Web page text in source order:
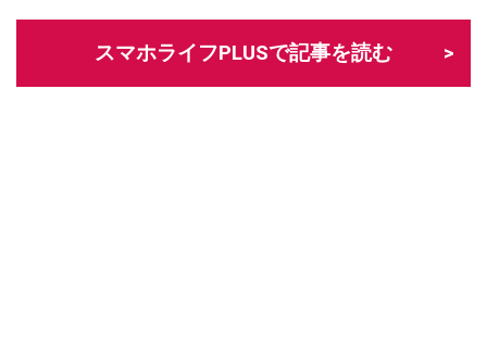
スマホライフPLUSで記事を読む